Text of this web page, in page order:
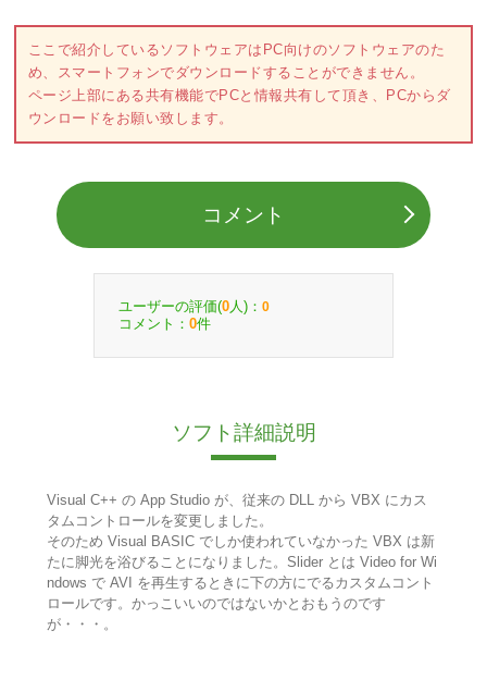
ここで紹介しているソフトウェアはPC向けのソフトウェアのた
め、スマートフォンでダウンロードすることができません。
ページ上部にある共有機能でPCと情報共有して頂き、PCからダ
ウンロードをお願い致します。
コメント
ユーザーの評価(0 人)： 0
コメント： 0件
ソフト詳細説明
Visual C++ の App Studio が、従来の DLL から VBX にカス
タムコントロールを変更しました。
そのため Visual BASIC でしか使われていなかった VBX は新
たに脚光を浴びることになりました。Slider とは Video for Wi
ndows で AVI を再生するときに下の方にでるカスタムコント
ロールです。かっこいいのではないかとおもうのです
が・・・。